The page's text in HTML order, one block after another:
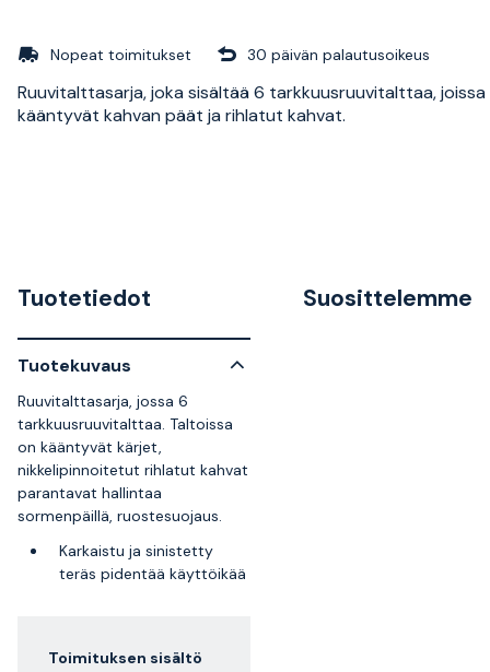
Nopeat toimitukset 30 päivän palautusoikeus
Ruuvitalttasarja, joka sisältää 6 tarkkuusruuvitalttaa, joissa
kääntyvät kahvan päät ja rihlatut kahvat.
Tuotetiedot
Tuotekuvaus
Ruuvitalttasarja, jossa 6
tarkkuusruuvitalttaa. Taltoissa
on kääntyvät kärjet,
nikkelipinnoitetut rihlatut kahvat
parantavat hallintaa
sormenpäillä, ruostesuojaus.
Karkaistu ja sinistetty
teräs pidentää käyttöikää
Toimituksen sisältö
Suosittelemme